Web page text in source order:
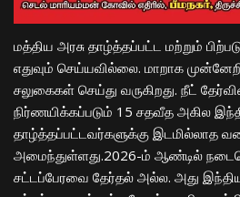
மத்திய அரசு தாழ்த்தப்பட்ட மற்றும்
எதுவும் செய்யவில்லை. மாறாக
சலுகைகள் செய்து வருகிறது. நீட்
நிர்ணயிக்கப்படும் 15 சதவீத அகில
தாழ்த்தப்பட்டவர்களுக்கு இடமில்லாத
அமைந்துள்ளது.2026-ம் ஆண்டில்
சட்டப்பேரவை தேர்தல் அல்ல. அது